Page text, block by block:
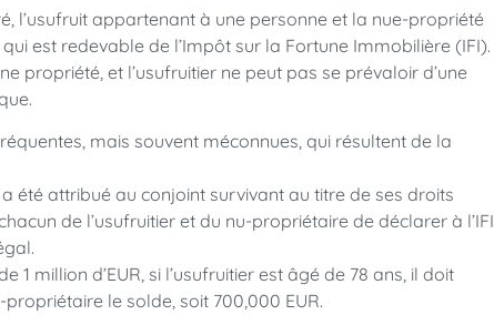
l’usufruit appartenant à une personne et la nue-propriété
est redevable de l’Impôt sur la Fortune Immobilière (IFI).
propriété, et l’usufruitier ne peut pas se prévaloir d’une
mais souvent méconnues, qui résultent de la
été attribué au conjoint survivant au titre de ses droits
de l’usufruitier et du nu-propriétaire de déclarer à l’IFI
1 million d’EUR, si l’usufruitier est âgé de 78 ans, il doit
le solde, soit 700,000 EUR.